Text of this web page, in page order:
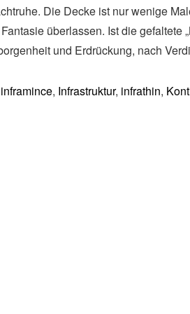
Die Decke ist nur wenige
überlassen. Ist die gefaltete
und Erdrückung, nach
inframince, Infrastruktur, infrathin,